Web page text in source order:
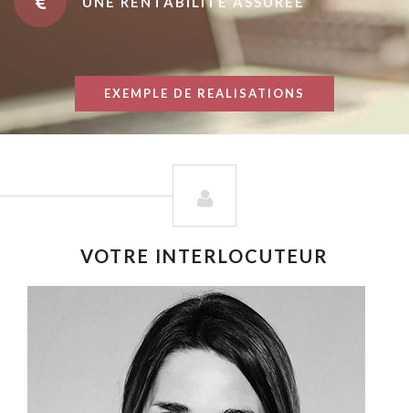
EXEMPLE DE REALISATIONS
VOTRE INTERLOCUTEUR